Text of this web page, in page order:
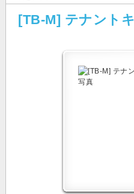
[TB-M] テナント